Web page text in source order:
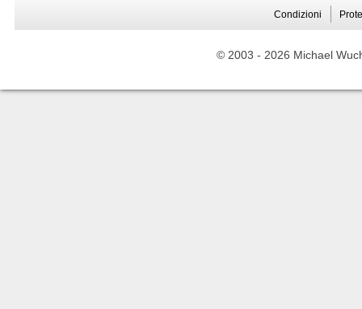
Condizioni
© 2003 - 2026 Michael